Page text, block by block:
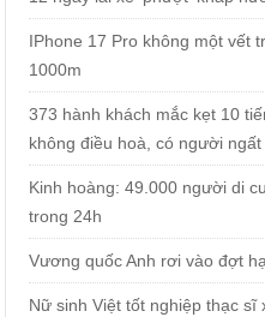
IPhone 17 Pro không một vết
1000m
373 hành khách mắc kẹt 10
không điều hoà, có người ngất
Kinh hoàng: 49.000 người di
trong 24h
Vương quốc Anh rơi vào đợt
Nữ sinh Việt tốt nghiệp thạc sĩ